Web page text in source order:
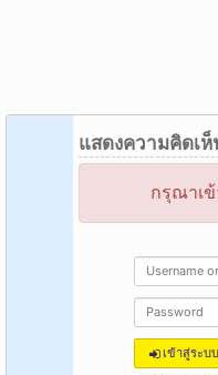
แสดงความคิดเห็
กรุณาเ
เข้าสู่ระบบ